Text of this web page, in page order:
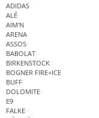
ADIDAS
ALÉ
AIM'N
ARENA
ASSOS
BABOLAT
BIRKENSTOCK
BOGNER FIRE+ICE
BUFF
DOLOMITE
E9
FALKE